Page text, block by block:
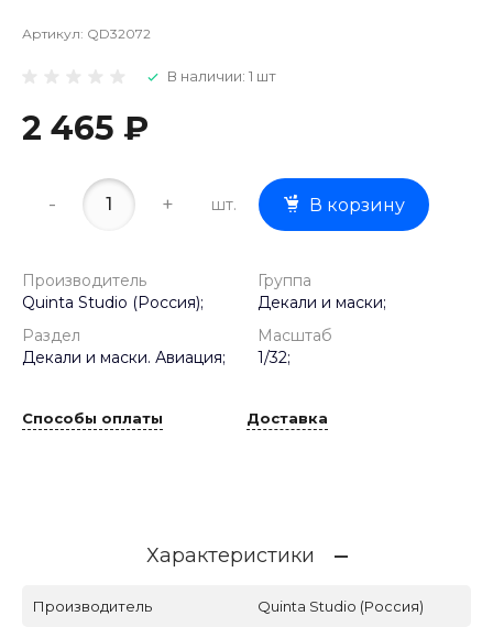
Артикул: QD32072
В наличии: 1 шт
2 465 ₽
- + шт. В корзину
Производитель
Quinta Studio (Россия);
Группа
Декали и маски;
Раздел
Декали и маски. Авиация;
Масштаб
1/32;
Способы оплаты Доставка
Характеристики
Производитель Quinta Studio (Россия)